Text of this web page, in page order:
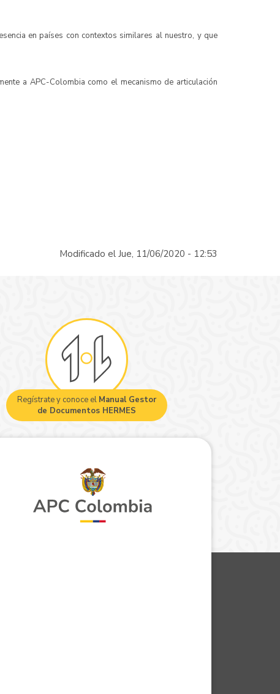
en países con contextos similares al nuestro, y que
a APC-Colombia como el mecanismo de articulación
Modificado el Jue, 11/06/2020 - 12:53
Regístrate y conoce el Manual Gestor
de Documentos HERMES